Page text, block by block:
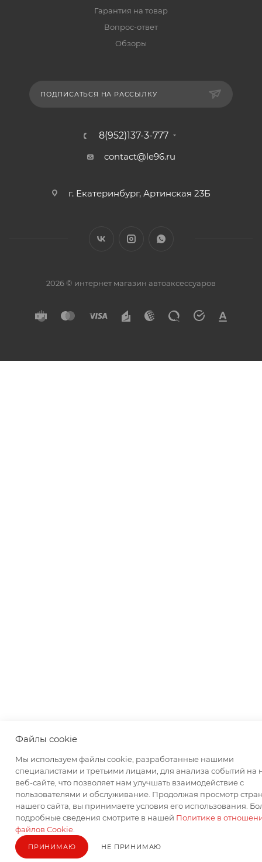
Гарантия на товар
Вопрос-ответ
Обзоры
ПОДПИСАТЬСЯ НА РАССЫЛКУ
8(952)137-3-777
contact@le96.ru
г. Екатеринбург, Артинская 23Б
2026 © интернет магазин автоаксессуаров
Файлы cookie
Мы используем файлы cookie, разработанные нашими
специалистами и третьими лицами, для анализа событий на
веб-сайте, что позволяет нам улучшать взаимодействие с
пользователями и обслуживание. Продолжая просмотр
нашего сайта, вы принимаете условия его использования.
подробные сведения смотрите в нашей Политике в
файлов Cookie
ПРИНИМАЮ НЕ ПРИНИМАЮ